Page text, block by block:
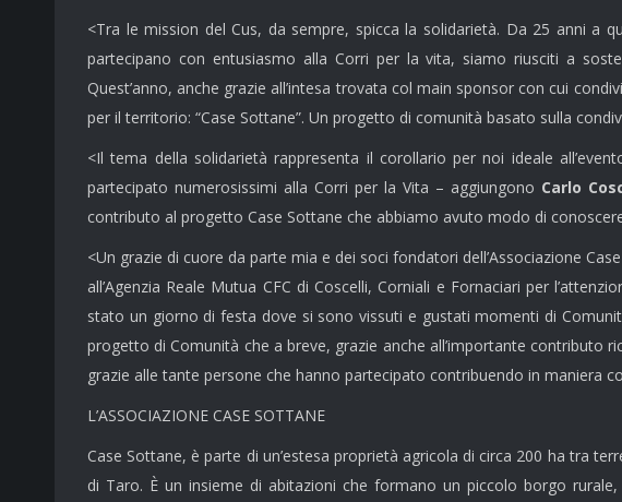
<Tra le mission del Cus, da sempre, spicca la solidarietà. Da 25 anni a
partecipano con entusiasmo alla Corri per la vita, siamo riusciti a
Quest’anno, anche grazie all’intesa trovata col main sponsor con cui
per il territorio: “Case Sottane”. Un progetto di comunità basato sulla
<Il tema della solidarietà rappresenta il corollario per noi ideale
partecipato numerosissimi alla Corri per la Vita – aggiungono Carlo
contributo al progetto Case Sottane che abbiamo avuto modo di
<Un grazie di cuore da parte mia e dei soci fondatori dell’Associazione
all’Agenzia Reale Mutua CFC di Coscelli, Corniali e Fornaciari per
stato un giorno di festa dove si sono vissuti e gustati momenti di
progetto di Comunità che a breve, grazie anche all’importante contributo
grazie alle tante persone che hanno partecipato contribuendo in maniera
L’ASSOCIAZIONE CASE SOTTANE
Case Sottane, è parte di un’estesa proprietà agricola di circa 200 ha tra
di Taro. È un insieme di abitazioni che formano un piccolo borgo